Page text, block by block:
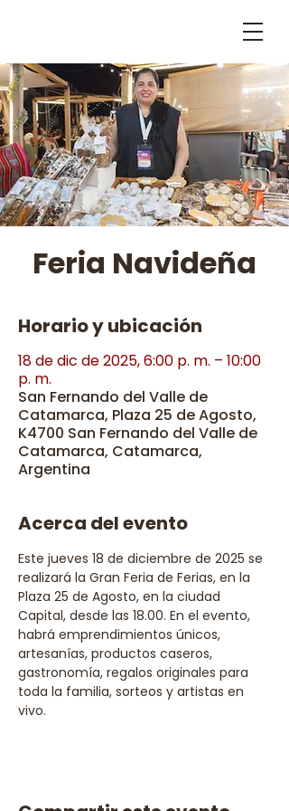
Feria Navideña
Horario y ubicación
18 de dic de 2025, 6:00 p. m. – 10:00
p. m.
San Fernando del Valle de
Catamarca, Plaza 25 de Agosto,
K4700 San Fernando del Valle de
Catamarca, Catamarca,
Argentina
Acerca del evento
Este jueves 18 de diciembre de 2025 se
realizará la Gran Feria de Ferias, en la
Plaza 25 de Agosto, en la ciudad
Capital, desde las 18.00. En el evento,
habrá emprendimientos únicos,
artesanías, productos caseros,
gastronomía, regalos originales para
toda la familia, sorteos y artistas en
vivo.